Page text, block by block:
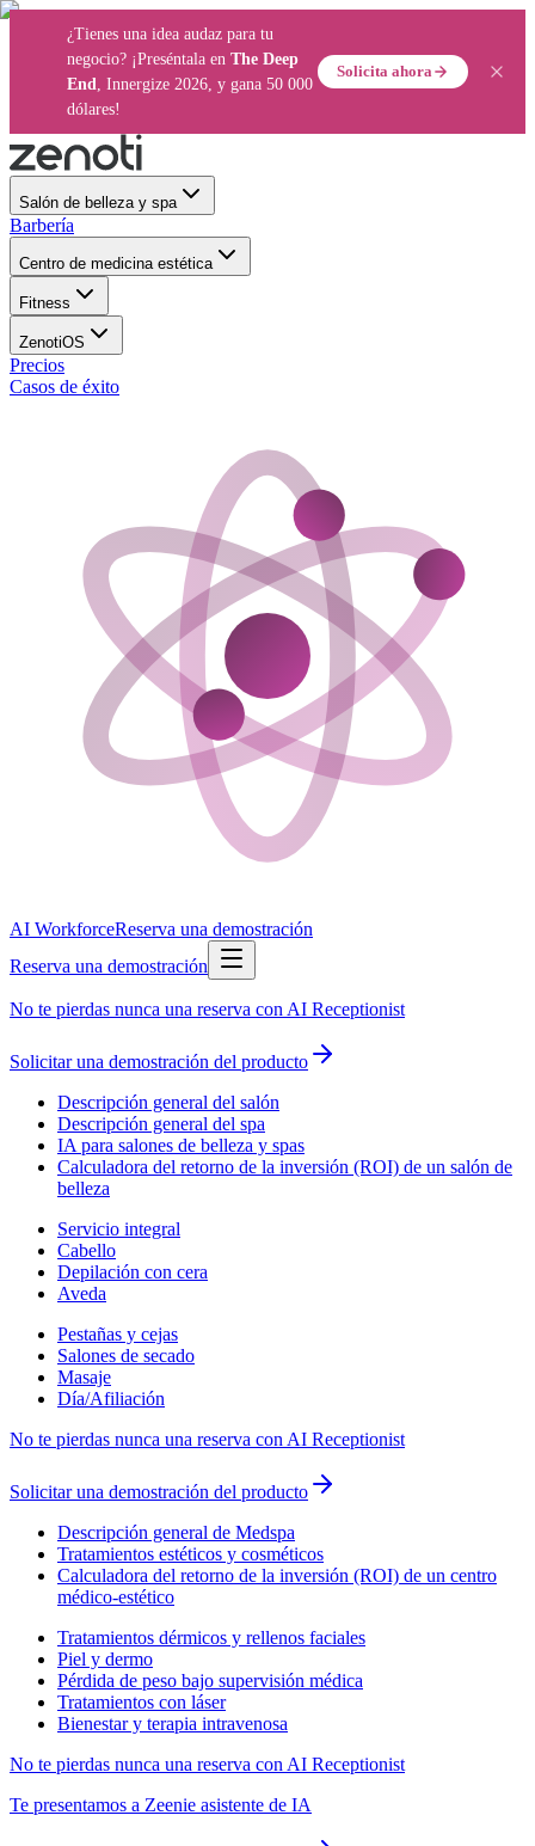
¿Tienes una idea audaz para tu
negocio? ¡Preséntala en The Deep
End, Innergize 2026, y gana 50 000
dólares!
Solicita ahora
Salón de belleza y spa
Barbería
Centro de medicina estética
Fitness
ZenotiOS
Precios
Casos de éxito
AI WorkforceReserva una demostración
Reserva una demostración
No te pierdas nunca una reserva con AI Receptionist
Solicitar una demostración del producto
Descripción general del salón
Descripción general del spa
IA para salones de belleza y spas
Calculadora del retorno de la inversión (ROI) de un salón de
belleza
Servicio integral
Cabello
Depilación con cera
Aveda
Pestañas y cejas
Salones de secado
Masaje
Día/Afiliación
No te pierdas nunca una reserva con AI Receptionist
Solicitar una demostración del producto
Descripción general de Medspa
Tratamientos estéticos y cosméticos
Calculadora del retorno de la inversión (ROI) de un centro
médico-estético
Tratamientos dérmicos y rellenos faciales
Piel y dermo
Pérdida de peso bajo supervisión médica
Tratamientos con láser
Bienestar y terapia intravenosa
No te pierdas nunca una reserva con AI Receptionist
Te presentamos a Zeenie asistente de IA